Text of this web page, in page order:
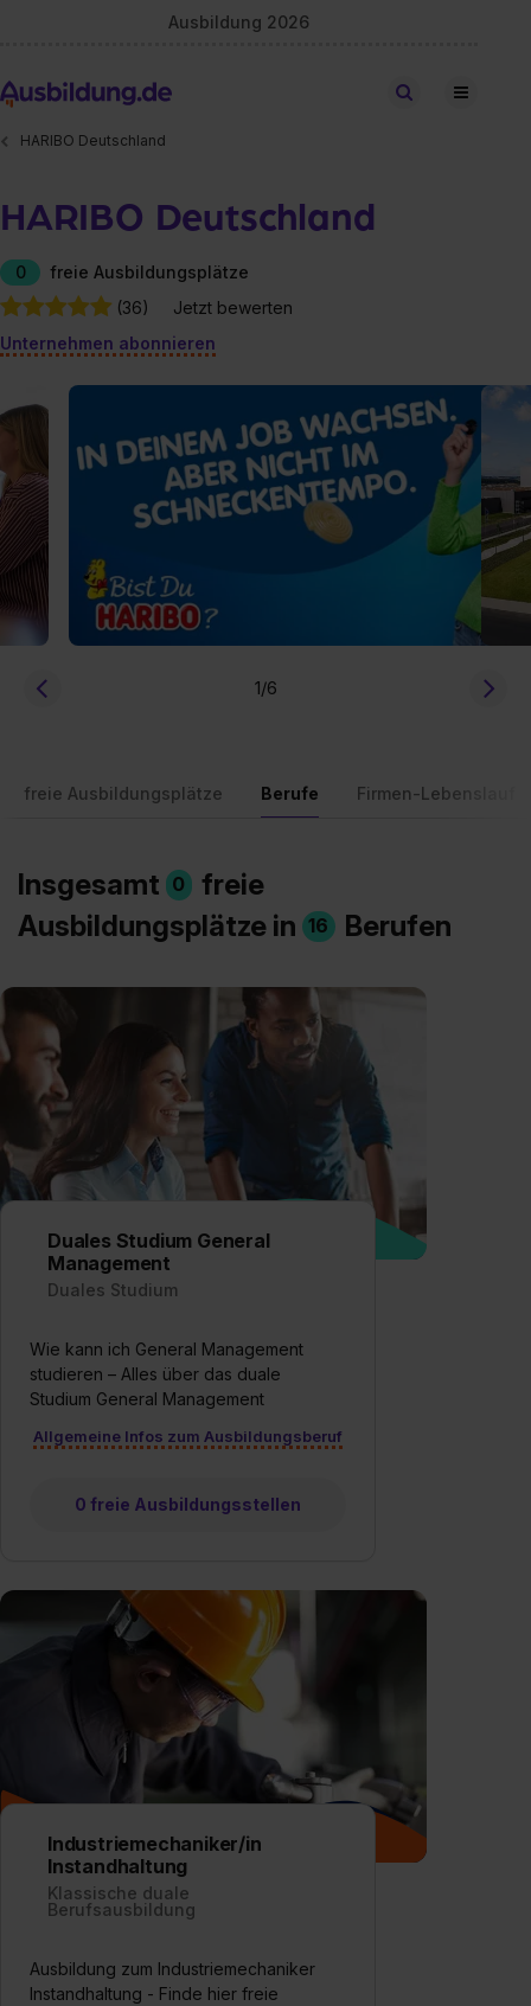
Ausbildung 2026
Stellen finden
HARIBO Deutschland
HARIBO Deutschland
0
freie Ausbildungsplätze
(36)
Jetzt bewerten
Unternehmen abonnieren
1/6
freie Ausbildungsplätze Berufe Firmen-Lebenslauf
Insgesamt 0
freie
Ausbildungsplätze in 16 Berufen
Duales Studium General
Management
Duales Studium
Wie kann ich General Management
studieren – Alles über das duale
Studium General Management
Allgemeine Infos zum Ausbildungsberuf
0 freie Ausbildungsstellen
Industriemechaniker/in
Instandhaltung
Klassische duale
Berufsausbildung
Ausbildung zum Industriemechaniker
Instandhaltung - Finde hier freie